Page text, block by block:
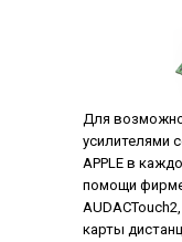
Для
усилителями
APPLE в
помощи
карты